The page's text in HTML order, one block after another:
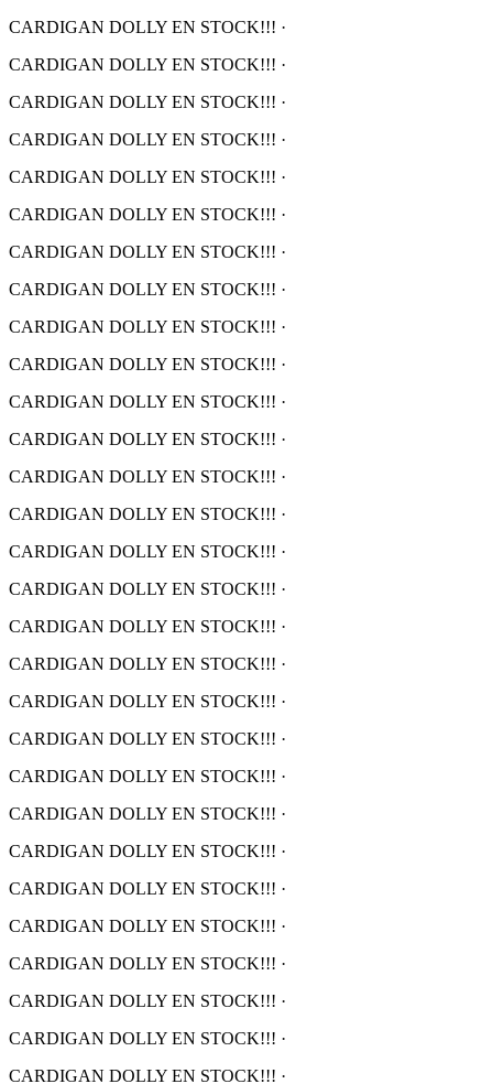
CARDIGAN DOLLY EN STOCK!!! ·
CARDIGAN DOLLY EN STOCK!!! ·
CARDIGAN DOLLY EN STOCK!!! ·
CARDIGAN DOLLY EN STOCK!!! ·
CARDIGAN DOLLY EN STOCK!!! ·
CARDIGAN DOLLY EN STOCK!!! ·
CARDIGAN DOLLY EN STOCK!!! ·
CARDIGAN DOLLY EN STOCK!!! ·
CARDIGAN DOLLY EN STOCK!!! ·
CARDIGAN DOLLY EN STOCK!!! ·
CARDIGAN DOLLY EN STOCK!!! ·
CARDIGAN DOLLY EN STOCK!!! ·
CARDIGAN DOLLY EN STOCK!!! ·
CARDIGAN DOLLY EN STOCK!!! ·
CARDIGAN DOLLY EN STOCK!!! ·
CARDIGAN DOLLY EN STOCK!!! ·
CARDIGAN DOLLY EN STOCK!!! ·
CARDIGAN DOLLY EN STOCK!!! ·
CARDIGAN DOLLY EN STOCK!!! ·
CARDIGAN DOLLY EN STOCK!!! ·
CARDIGAN DOLLY EN STOCK!!! ·
CARDIGAN DOLLY EN STOCK!!! ·
CARDIGAN DOLLY EN STOCK!!! ·
CARDIGAN DOLLY EN STOCK!!! ·
CARDIGAN DOLLY EN STOCK!!! ·
CARDIGAN DOLLY EN STOCK!!! ·
CARDIGAN DOLLY EN STOCK!!! ·
CARDIGAN DOLLY EN STOCK!!! ·
CARDIGAN DOLLY EN STOCK!!! ·